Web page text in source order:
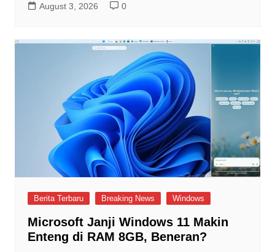
August 3, 2026 0
Berita Terbaru Breaking News Windows
Microsoft Janji Windows 11 Makin
Enteng di RAM 8GB, Beneran?